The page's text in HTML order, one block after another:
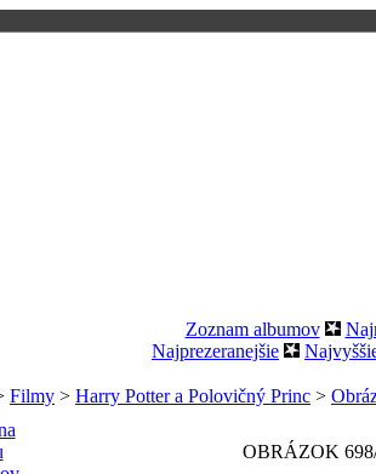
Zoznam albumov
Najprezeranejšie
Filmy > Harry Potter a Polovičný Princ >
OBRÁZOK